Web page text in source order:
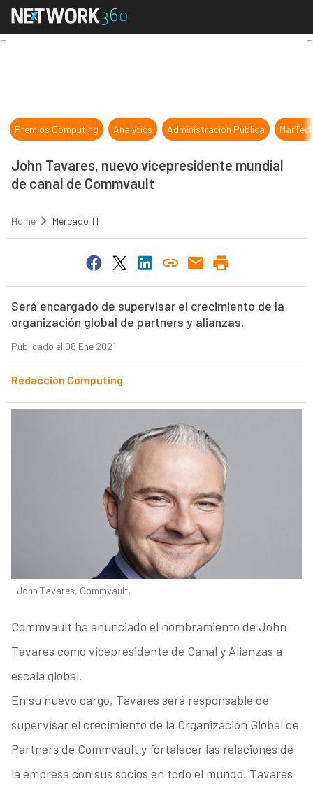
John Tavares, nuevo
Premios Computing Analytics Administración Pública
John Tavares, nuevo vicepresidente mundial
de canal de Commvault
Home Mercado TI
Será encargado de supervisar el crecimiento de la
organización global de partners y alianzas.
Publicado el 08 Ene 2021
Redacción Computing
John Tavares, Commvault.
Commvault ha anunciado el nombramiento de John
Tavares como vicepresidente de Canal y Alianzas a
escala global.
En su nuevo cargo, Tavares será responsable de
supervisar el crecimiento de la Organización Global de
Partners de Commvault y fortalecer las relaciones de
la empresa con sus socios en todo el mundo. Tavares